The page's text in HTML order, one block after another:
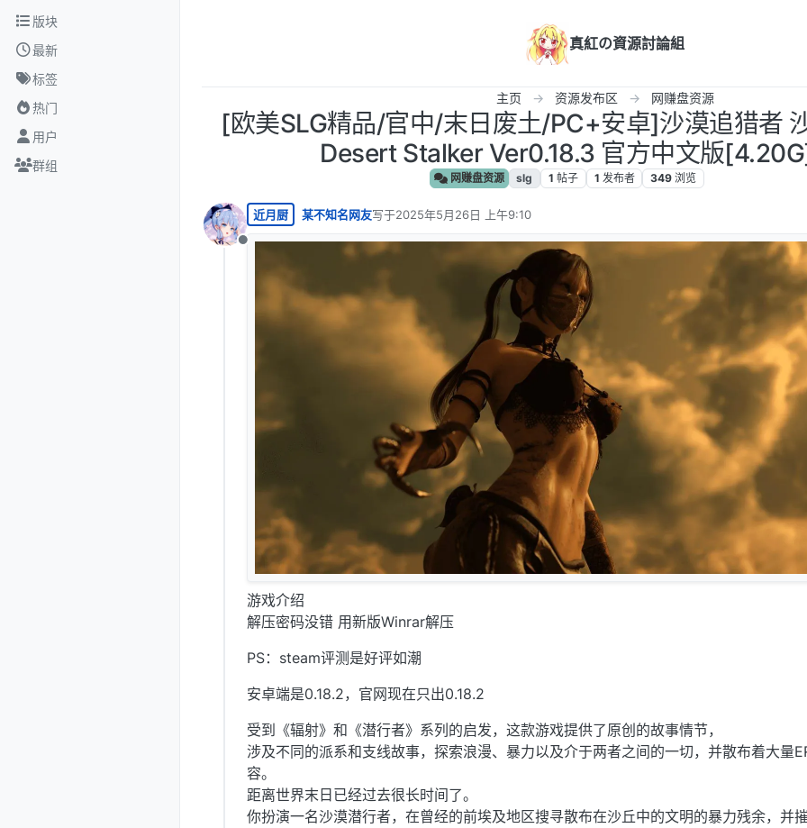
跳转至内容
版块
最新
标签
热门
用户
群组
真紅の資源討論組
主页 资源发布区 网赚盘资源
[欧美SLG精品/官中/末日废土/PC+安卓]沙漠追猎者
Desert Stalker Ver0.18.3 官方中文版
网赚盘资源 slg 1 帖子 1 发布者 349 浏览
离线
近月厨 某不知名网友写于2025年5月26日 上午9:10
最后由 编辑
游戏介绍
解压密码没错 用新版Winrar解压
PS：steam评测是好评如潮
安卓端是0.18.2，官网现在只出0.18.2
受到《辐射》和《潜行者》系列的启发，这款游戏提供了原创的故事情节，
涉及不同的派系和支线故事，探索浪漫、暴力以及介于两者之间的一切，并散布着大量
容。
距离世界末日已经过去很长时间了。
你扮演一名沙漠潜行者，在曾经的前埃及地区搜寻散布在沙丘中的文明的暴力残余，并